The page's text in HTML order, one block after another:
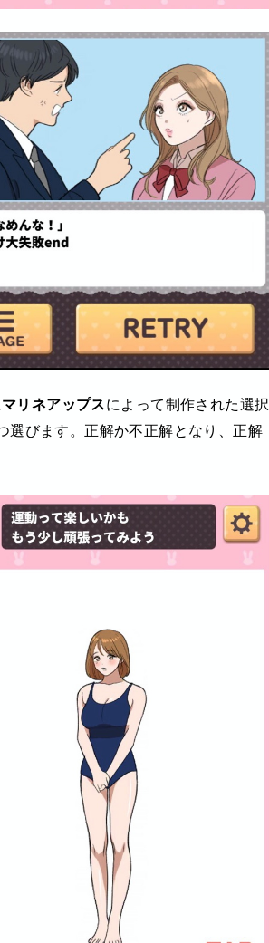
マリネアップスによって制作された選択
選びます。正解か不正解となり、正解